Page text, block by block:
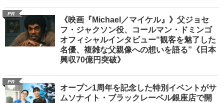
PR
《映画『Michael／マイケル』》父ジョセ
フ・ジャクソン役、コールマン・ドミンゴ
オフィシャルインタビュー“観客を魅了した
名優、複雑な父親像への想いを語る”《日本
興収70億円突破》
PR
オープン1周年を記念した特別イベントがサ
ムソナイト・ブラックレーベル銀座店で開